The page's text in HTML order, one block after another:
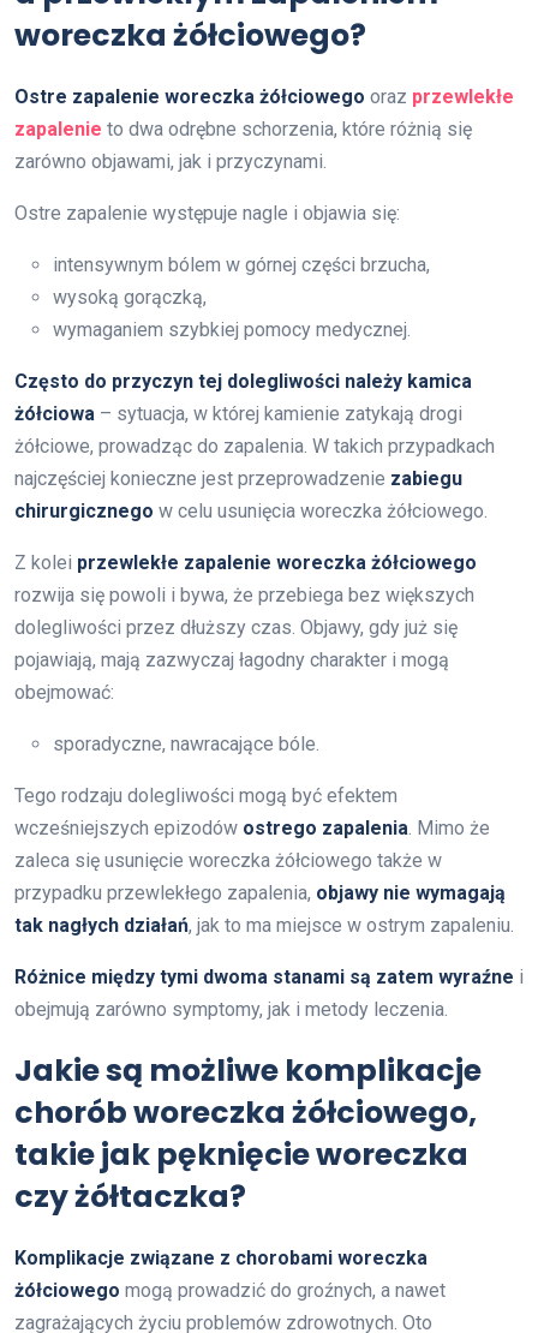
woreczka żółciowego?
Ostre zapalenie woreczka żółciowego oraz przewlekłe
zapalenie to dwa odrębne schorzenia, które różnią się
zarówno objawami, jak i przyczynami.
Ostre zapalenie występuje nagle i objawia się:
intensywnym bólem w górnej części brzucha,
wysoką gorączką,
wymaganiem szybkiej pomocy medycznej.
Często do przyczyn tej dolegliwości należy kamica
żółciowa – sytuacja, w której kamienie zatykają drogi
żółciowe, prowadząc do zapalenia. W takich przypadkach
najczęściej konieczne jest przeprowadzenie zabiegu
chirurgicznego w celu usunięcia woreczka żółciowego.
Z kolei przewlekłe zapalenie woreczka żółciowego
rozwija się powoli i bywa, że przebiega bez większych
dolegliwości przez dłuższy czas. Objawy, gdy już się
pojawiają, mają zazwyczaj łagodny charakter i mogą
obejmować:
sporadyczne, nawracające bóle.
Tego rodzaju dolegliwości mogą być efektem
wcześniejszych epizodów ostrego zapalenia. Mimo że
zaleca się usunięcie woreczka żółciowego także w
przypadku przewlekłego zapalenia, objawy nie wymagają
tak nagłych działań, jak to ma miejsce w ostrym zapaleniu.
Różnice między tymi dwoma stanami są zatem wyraźne i
obejmują zarówno symptomy, jak i metody leczenia.
Jakie są możliwe komplikacje
chorób woreczka żółciowego,
takie jak pęknięcie woreczka
czy żółtaczka?
Komplikacje związane z chorobami woreczka
żółciowego mogą prowadzić do groźnych, a nawet
zagrażających życiu problemów zdrowotnych. Oto